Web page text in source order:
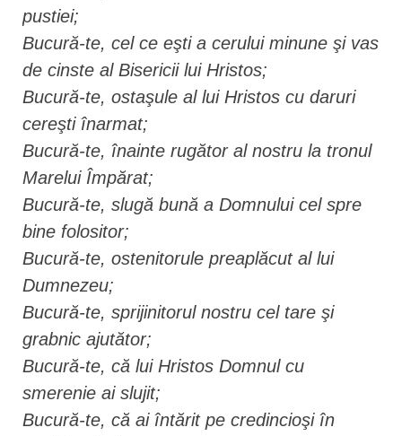
pustiei;
Bucură-te, cel ce eşti a cerului minune şi vas
de cinste al Bisericii lui Hristos;
Bucură-te, ostaşule al lui Hristos cu daruri
cereşti înarmat;
Bucură-te, înainte rugător al nostru la tronul
Marelui Împărat;
Bucură-te, slugă bună a Domnului cel spre
bine folositor;
Bucură-te, ostenitorule preaplăcut al lui
Dumnezeu;
Bucură-te, sprijinitorul nostru cel tare şi
grabnic ajutător;
Bucură-te, că lui Hristos Domnul cu
smerenie ai slujit;
Bucură-te, că ai întărit pe credincioşi în